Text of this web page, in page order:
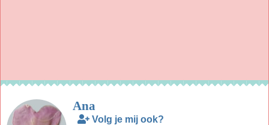
Ana
Volg je mij ook?